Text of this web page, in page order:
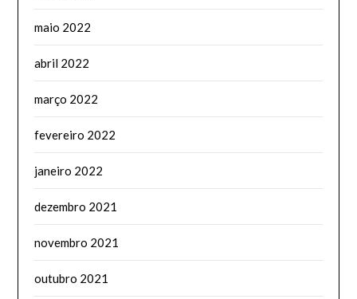
maio 2022
abril 2022
março 2022
fevereiro 2022
janeiro 2022
dezembro 2021
novembro 2021
outubro 2021